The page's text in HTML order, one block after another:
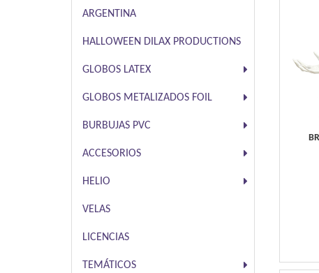
ARGENTINA
HALLOWEEN DILAX PRODUCTIONS
GLOBOS LATEX
GLOBOS METALIZADOS FOIL
BURBUJAS PVC
ACCESORIOS
HELIO
VELAS
LICENCIAS
TEMÁTICOS